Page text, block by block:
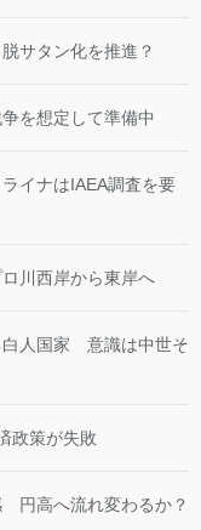
サタン化を推進？
を想定して準備中
イナはIAEA調査を要
川西岸から東岸へ
人国家 意識は中世そ
政策が失敗
円高へ流れ変わるか？